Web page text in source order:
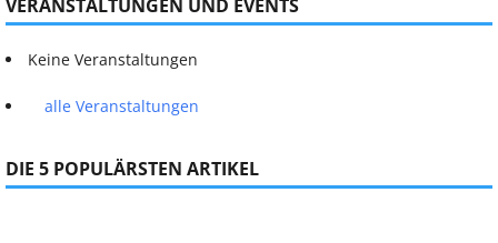
VERANSTALTUNGEN UND EVENTS
Keine Veranstaltungen
alle Veranstaltungen
DIE 5 POPULÄRSTEN ARTIKEL